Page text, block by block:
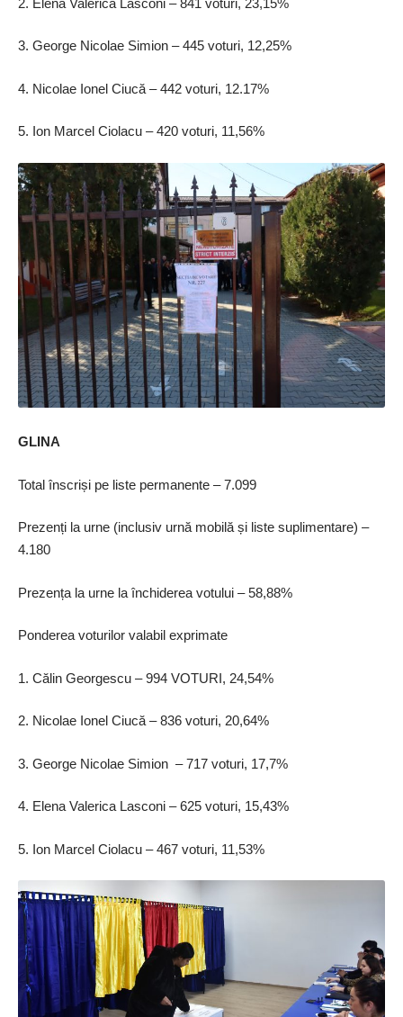
3. George Nicolae Simion – 445 voturi, 12,25%
4. Nicolae Ionel Ciucă – 442 voturi, 12.17%
5. Ion Marcel Ciolacu – 420 voturi, 11,56%
GLINA
Total înscriși pe liste permanente – 7.099
Prezenți la urne (inclusiv urnă mobilă și liste suplimentare) –
4.180
Prezența la urne la închiderea votului – 58,88%
Ponderea voturilor valabil exprimate
1. Călin Georgescu – 994 VOTURI, 24,54%
2. Nicolae Ionel Ciucă – 836 voturi, 20,64%
3. George Nicolae Simion – 717 voturi, 17,7%
4. Elena Valerica Lasconi – 625 voturi, 15,43%
5. Ion Marcel Ciolacu – 467 voturi, 11,53%